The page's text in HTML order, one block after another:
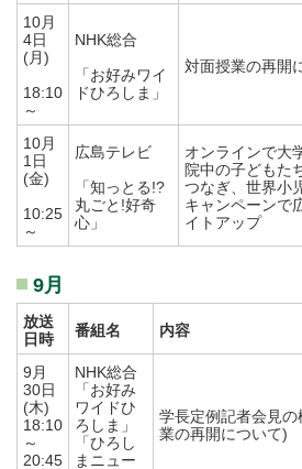
10月
4日
(月)
18:10
～
NHK総合
「お好みワイ
ドひろしま」
対面授業の再開
10月
1日
(金)
10:25
～
広島テレビ
「知っとる!?
丸ごと!好奇
心」
オンラインで大
院中の子どもた
つなぎ、世界小
キャンペーンで
イトアップ
9月
放送
日時
番組名 内容
9月
30日
(木)
18:10
～
20:45
NHK総合
「お好み
ワイドひ
ろしま」
「ひろし
まニュー
学長定例記者会見
業の再開について)